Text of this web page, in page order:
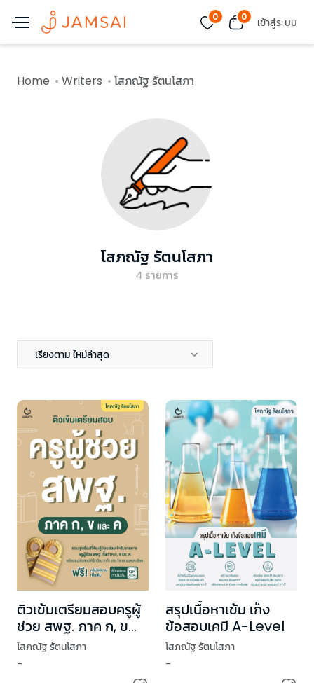
0 0 เข้าสู่ระบบ
Home Writers โสภณัฐ รัตนโสภา
โสภณัฐ รัตนโสภา
4 รายการ
เรียงตาม ใหม่ล่าสุด
ติวเข้มเตรียมสอบครูผู้
ช่วย สพฐ. ภาค ก, ข
และ ค
โสภณัฐ รัตนโสภา
-
สรุปเนื้อหาเข้ม เก็ง
ข้อสอบเคมี A-Level
โสภณัฐ รัตนโสภา
-